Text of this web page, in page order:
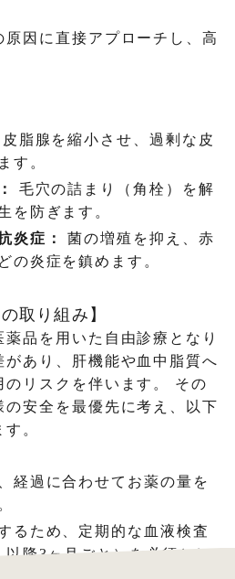
因に直接アプローチし、高
皮脂腺を縮小させ、過剰な皮
す。
毛穴の詰まり（角栓）を解
を防ぎます。
炎症：
菌の増殖を抑え、赤
の炎症を鎮めます。
取り組み】
品を用いた自由診療となり
があり、肝機能や血中脂質へ
リスクを伴います。 その
安全を最優先に考え、以下
。
経過に合わせてお薬の量を
るため、定期的な血液検査
以降3ヶ月ごと）を必須とし